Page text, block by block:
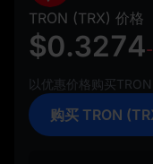
TRON (TRX) 价格
$0.3274
以优惠价格购买TRON
购买 TRON